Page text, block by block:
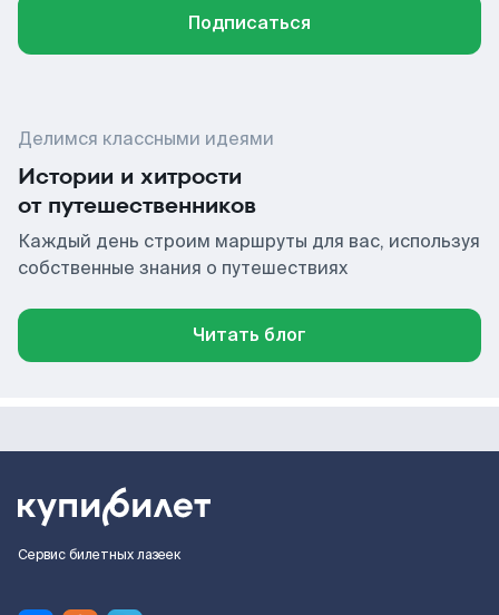
Подписаться
Делимся классными идеями
Истории и хитрости
от путешественников
Каждый день строим маршруты для вас, используя
собственные знания о путешествиях
Читать блог
Сервис билетных лазеек